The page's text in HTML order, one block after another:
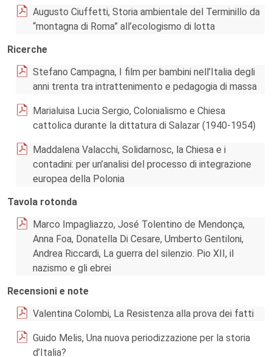
Augusto Ciuffetti, Storia ambientale del Terminillo da
“montagna di Roma” all’ecologismo di lotta
Ricerche
Stefano Campagna, I film per bambini nell’Italia degli
anni trenta tra intrattenimento e pedagogia di massa
Marialuisa Lucia Sergio, Colonialismo e Chiesa
cattolica durante la dittatura di Salazar (1940-1954)
Maddalena Valacchi, Solidarnosc, la Chiesa e i
contadini: per un’analisi del processo di integrazione
europea della Polonia
Tavola rotonda
Marco Impagliazzo, José Tolentino de Mendonça,
Anna Foa, Donatella Di Cesare, Umberto Gentiloni,
Andrea Riccardi, La guerra del silenzio. Pio XII, il
nazismo e gli ebrei
Recensioni e note
Valentina Colombi, La Resistenza alla prova dei fatti
Guido Melis, Una nuova periodizzazione per la storia
d’Italia?